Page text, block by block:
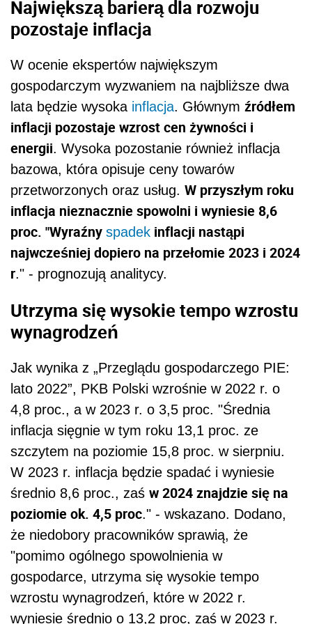
Największą barierą dla rozwoju
pozostaje inflacja
W ocenie ekspertów największym
gospodarczym wyzwaniem na najbliższe dwa
lata będzie wysoka inflacja. Głównym źródłem
inflacji pozostaje wzrost cen żywności i
energii. Wysoka pozostanie również inflacja
bazowa, która opisuje ceny towarów
przetworzonych oraz usług. W przyszłym roku
inflacja nieznacznie spowolni i wyniesie 8,6
proc. "Wyraźny spadek inflacji nastąpi
najwcześniej dopiero na przełomie 2023 i 2024
r." - prognozują analitycy.
Utrzyma się wysokie tempo wzrostu
wynagrodzeń
Jak wynika z „Przeglądu gospodarczego PIE:
lato 2022”, PKB Polski wzrośnie w 2022 r. o
4,8 proc., a w 2023 r. o 3,5 proc. "Średnia
inflacja sięgnie w tym roku 13,1 proc. ze
szczytem na poziomie 15,8 proc. w sierpniu.
W 2023 r. inflacja będzie spadać i wyniesie
średnio 8,6 proc., zaś w 2024 znajdzie się na
poziomie ok. 4,5 proc." - wskazano. Dodano,
że niedobory pracowników sprawią, że
"pomimo ogólnego spowolnienia w
gospodarce, utrzyma się wysokie tempo
wzrostu wynagrodzeń, które w 2022 r.
wyniesie średnio o 13,2 proc, zaś w 2023 r.